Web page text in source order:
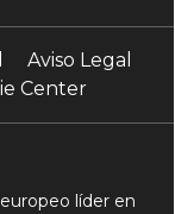
Aviso Legal
Center
líder en